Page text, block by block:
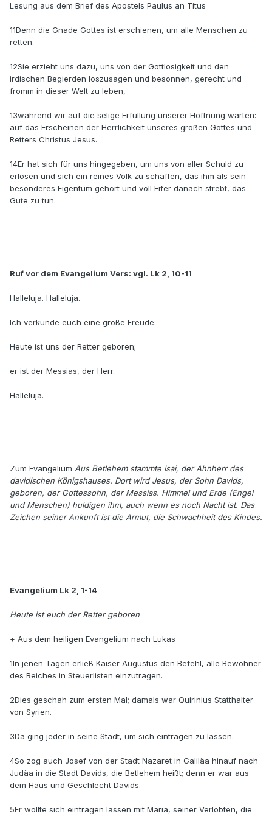
Lesung aus dem Brief des Apostels Paulus an Titus
11Denn die Gnade Gottes ist erschienen, um alle Menschen zu
retten.
12Sie erzieht uns dazu, uns von der Gottlosigkeit und den
irdischen Begierden loszusagen und besonnen, gerecht und
fromm in dieser Welt zu leben,
13während wir auf die selige Erfüllung unserer Hoffnung warten:
auf das Erscheinen der Herrlichkeit unseres großen Gottes und
Retters Christus Jesus.
14Er hat sich für uns hingegeben, um uns von aller Schuld zu
erlösen und sich ein reines Volk zu schaffen, das ihm als sein
besonderes Eigentum gehört und voll Eifer danach strebt, das
Gute zu tun.
Ruf vor dem Evangelium Vers: vgl. Lk 2, 10-11
Halleluja. Halleluja.
Ich verkünde euch eine große Freude:
Heute ist uns der Retter geboren;
er ist der Messias, der Herr.
Halleluja.
Zum Evangelium Aus Betlehem stammte Isai, der Ahnherr des
davidischen Königshauses. Dort wird Jesus, der Sohn Davids,
geboren, der Gottessohn, der Messias. Himmel und Erde (Engel
und Menschen) huldigen ihm, auch wenn es noch Nacht ist. Das
Zeichen seiner Ankunft ist die Armut, die Schwachheit des Kindes.
Evangelium Lk 2, 1-14
Heute ist euch der Retter geboren
+ Aus dem heiligen Evangelium nach Lukas
1In jenen Tagen erließ Kaiser Augustus den Befehl, alle Bewohner
des Reiches in Steuerlisten einzutragen.
2Dies geschah zum ersten Mal; damals war Quirinius Statthalter
von Syrien.
3Da ging jeder in seine Stadt, um sich eintragen zu lassen.
4So zog auch Josef von der Stadt Nazaret in Galiläa hinauf nach
Judäa in die Stadt Davids, die Betlehem heißt; denn er war aus
dem Haus und Geschlecht Davids.
5Er wollte sich eintragen lassen mit Maria, seiner Verlobten, die